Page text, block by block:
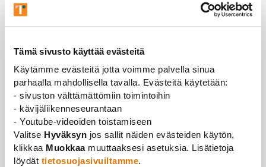
Tämä sivusto käyttää evästeitä
Käytämme evästeitä jotta voimme palvella sinua
parhaalla mahdollisella tavalla. Evästeitä käytetään:
- sivuston välttämättömiin toimintoihin
- kävijäliikenneseurantaan
- Youtube-videoiden toistamiseen
Valitse Hyväksyn jos sallit näiden evästeiden käytön,
klikkaa Muokkaamuuttaaksesi asetuksia. Lisätietoja
löydät tietosuojasivuiltamme.
vauhdilla. Suomi houkuttelee tasa-arvolla ja
Yhteiskuntatieteiden tutkijaNafisa Yeasmin
ja elinkeinoministeriön johtava asiantuntijaLaura
Lindemankeskustelevat kansainvälisten osaajien
tarpeesta ja kotiutumisesta. Miten avoimia Suomessa
ollaan kansainvälisille tutkijoille? Miksi Bangladeshista
Suomeen muuttanut Yeasmin alkoi tutkia
maahanmuuttoa? Ketä voi kutsua kansainväliseksi
tutkijaksi?